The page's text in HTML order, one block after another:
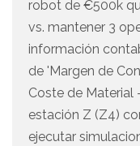
robot de €500k
vs. mantener 3
información
de 'Margen de
Coste de Material
estación Z (Z4)
ejecutar